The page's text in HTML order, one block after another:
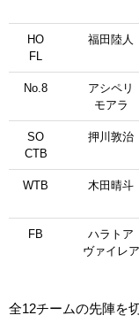
HO
FL
福田陸人
No.8
アシペリ
モアラ
SO
CTB
押川敦治
WTB 木田晴斗
FB
ハラトア
ヴァイレア
全12チームの先陣を